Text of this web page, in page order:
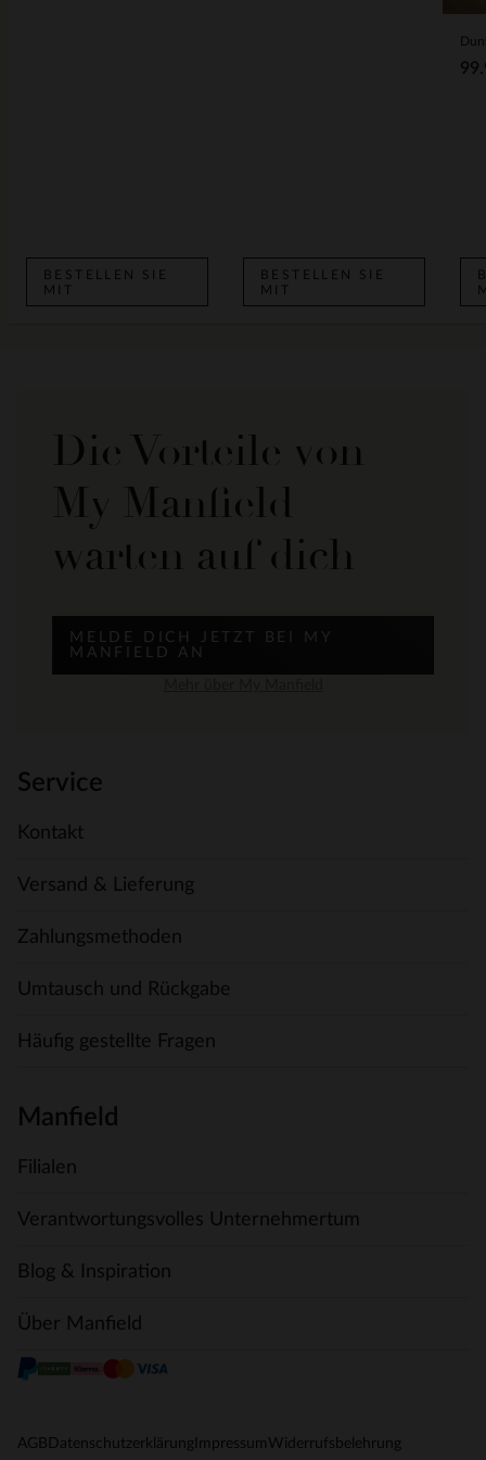
BESTELLEN SIE
MIT
BESTELLEN SIE
MIT
Die Vorteile von
My Manfield
warten auf dich
MELDE DICH JETZT BEI MY
MANFIELD AN
Service
Kontakt
Versand & Lieferung
Zahlungsmethoden
Umtausch und Rückgabe
Häufig gestellte Fragen
Manfield
Filialen
Verantwortungsvolles Unternehmertum
Blog & Inspiration
Über Manfield
AGB Datenschutzerklärung Impressum Widerrufsbelehrung